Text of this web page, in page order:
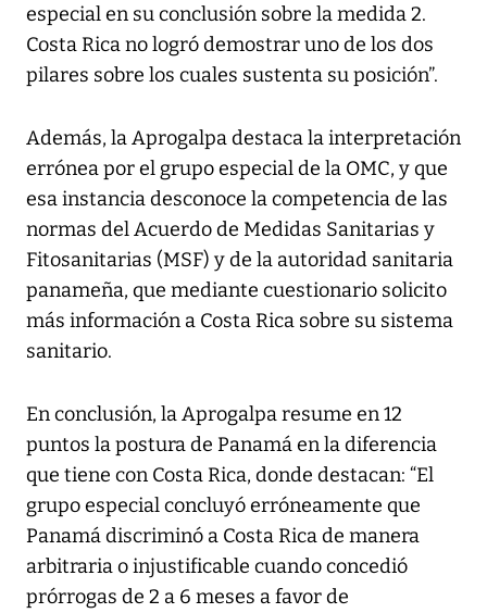
especial en su conclusión sobre la medida 2.
Costa Rica no logró demostrar uno de los dos
pilares sobre los cuales sustenta su posición”.
Además, la Aprogalpa destaca la interpretación
errónea por el grupo especial de la OMC, y que
esa instancia desconoce la competencia de las
normas del Acuerdo de Medidas Sanitarias y
Fitosanitarias (MSF) y de la autoridad sanitaria
panameña, que mediante cuestionario solicito
más información a Costa Rica sobre su sistema
sanitario.
En conclusión, la Aprogalpa resume en 12
puntos la postura de Panamá en la diferencia
que tiene con Costa Rica, donde destacan: “El
grupo especial concluyó erróneamente que
Panamá discriminó a Costa Rica de manera
arbitraria o injustificable cuando concedió
prórrogas de 2 a 6 meses a favor de